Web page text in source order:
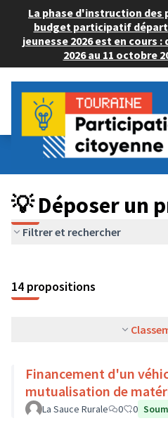
La phase d'instruction des
budget participatif
jeunesse 2026 est en cours :
2026 au 11 octobre
Budget Participatif ADULTE 2024
💡 Déposer un projet
💡 Déposer un
Filtrer et rechercher
14 propositions
Financement d'un
mutualisation de
La Sauce Rurale 0 0